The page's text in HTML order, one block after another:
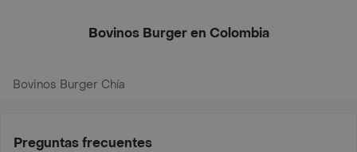
Bovinos Burger en Colombia
Bovinos Burger Chía
Preguntas frecuentes